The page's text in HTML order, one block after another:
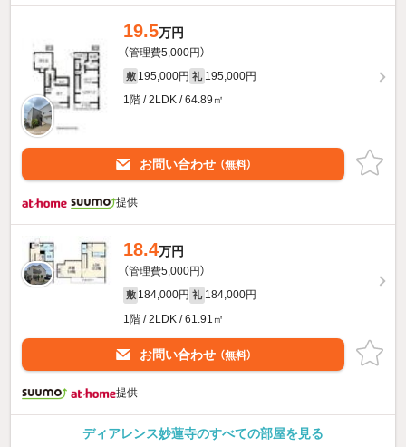
19.5万円
（管理費5,000円）
敷 195,000円 礼 195,000円
1階 / 2LDK / 64.89㎡
お問い合わせ （無料）
提供
18.4万円
（管理費5,000円）
敷 184,000円 礼 184,000円
1階 / 2LDK / 61.91㎡
お問い合わせ （無料）
提供
ディアレンス妙蓮寺のすべての部屋を見る